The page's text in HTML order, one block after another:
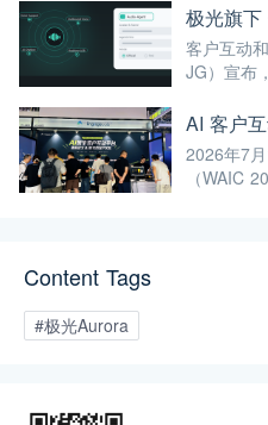
融入自身
现智能化
化、高端
客户互动
JG）宣布
Agent 正
企业通信
重构并新
2026年7
（WAIC
Content Tags
#极光Aurora